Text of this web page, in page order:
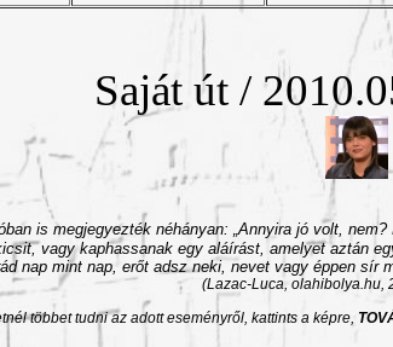
Saját út /
is megjegyezték néhányan: „Annyira jó volt,
vagy kaphassanak egy aláírást, amelyet aztán
nap mint nap, erőt adsz neki, nevet vagy éppen
(Lazac-Luca,olahibolya.hu,
többet tudni az adott eseményről, kattints a képre,